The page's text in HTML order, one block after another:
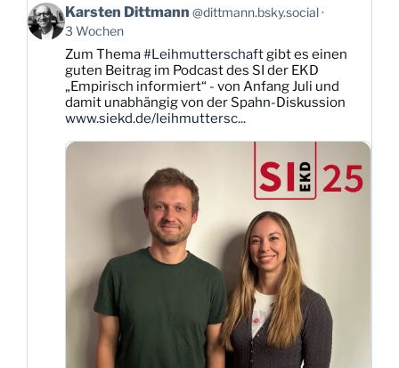
Beitrag
von
Karsten
Dittmann
Bluesky
ansehen
Karsten Dittmann @dittmann.bsky.social
3 Wochen
Zum Thema#Leihmutterschaftgibt es einen
guten Beitrag im Podcast des SI der EKD
„Empirisch informiert“ - von Anfang Juli und
damit unabhängig von der Spahn-Diskussion
www.siekd.de/leihmuttersc...